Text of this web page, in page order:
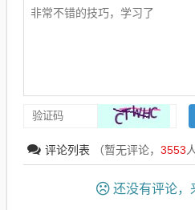
评论列表 （暂无评论， 3553
还没有评论，